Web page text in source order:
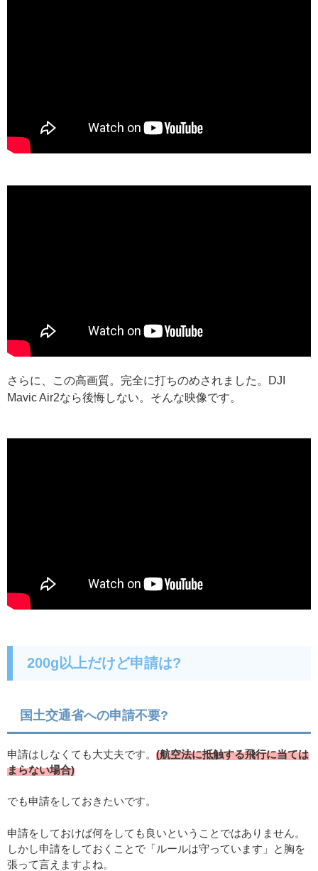
さらに、この高画質。完全に打ちのめされました。DJI
Mavic Air2なら後悔しない。そんな映像です。
200g以上だけど申請は?
国土交通省への申請不要?
申請はしなくても大丈夫です。 (航空法に抵触する飛行に当ては
まらない場合)
でも申請をしておきたいです。
申請をしておけば何をしても良いということではありません。
しかし申請をしておくことで「ルールは守っています」と胸を
張って言えますよね。